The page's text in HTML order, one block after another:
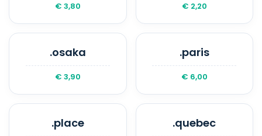
€ 3,80 € 2,20
.osaka
€ 3,90
.paris
€ 6,00
.place .quebec